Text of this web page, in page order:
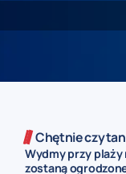
Chętnie
Wydmy przy
zostaną